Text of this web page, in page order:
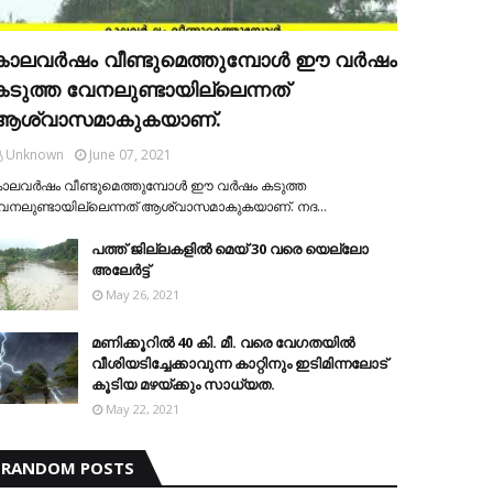
വീണ്ടുമെത്തുമ്പോള്‍ ഈ വര്‍ഷം
വേനലുണ്ടായില്ലെന്നത്
Unknown
June 07, 2021
വീണ്ടുമെത്തുമ്പോള്‍ ഈ വര്‍ഷം കടുത്ത
ആശ്വാസമാകുകയാണ്. നദ…
പത്ത് ജില്ലകളില്‍ മെയ് 30 വരെ യെല്ലോ
അലേര്‍ട്ട്
May 26, 2021
മണിക്കൂറിൽ 40 കി. മീ. വരെ വേഗതയിൽ
വീശിയടിച്ചേക്കാവുന്ന കാറ്റിനും ഇടിമിന്നലോട്
കൂടിയ മഴയ്ക്കും സാധ്യത.
May 22, 2021
RANDOM POSTS